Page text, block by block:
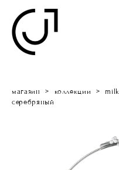
магазин > коллекции >
серебряный